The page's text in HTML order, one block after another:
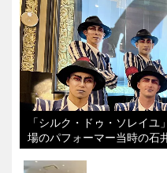
「シルク・ドゥ・ソレイ
場のパフォーマー当時の石